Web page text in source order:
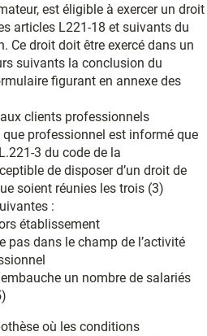
est éligible à exercer un droit
articles L221-18 et suivants du
Ce droit doit être exercé dans un
suivants la conclusion du
figurant en annexe des
clients professionnels
professionnel est informé que
3 du code de la
de disposer d’un droit de
soient réunies les trois (3)
:
établissement
pas dans le champ de l’activité
un nombre de salariés
où les conditions